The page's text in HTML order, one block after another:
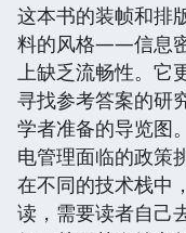
这本书的装帧和排
料的风格——信息
上缺乏流畅性。它
寻找参考答案的研
学者准备的导览图
电管理面临的政策
在不同的技术栈中
读，需要读者自己